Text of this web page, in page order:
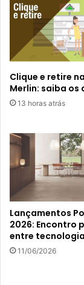
Clique e retire
Merlin: saiba os
13 horas atrás
Lançamentos
2026: Encontro
entre
11/06/2026